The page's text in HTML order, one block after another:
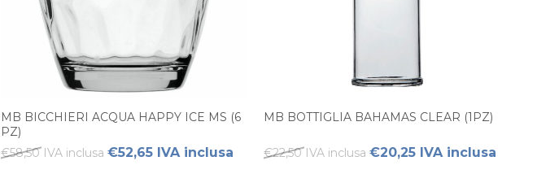
MB BICCHIERI ACQUA HAPPY ICE MS (6
PZ)
€58,50 IVA inclusa €52,65 IVA inclusa
MB BOTTIGLIA BAHAMAS CLEAR (1PZ)
€22,50 IVA inclusa €20,25 IVA inclusa